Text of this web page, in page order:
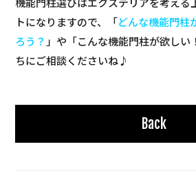
トになりますので、「どんな機能門柱
ろう？ 」や「こんな機能門柱が欲しい
ちにご相談くださいね♪
Back